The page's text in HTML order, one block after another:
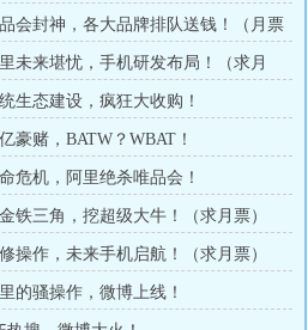
会封神，各大品牌排队送钱！（月票
未来堪忧，手机研发布局！（求月
生态建设，疯狂大收购！
豪赌，BATW？WBAT！
危机，阿里绝杀唯品会！
铁三角，挖超级大牛！（求月票）
操作，未来手机启航！（求月票）
的骚操作，微博上线！